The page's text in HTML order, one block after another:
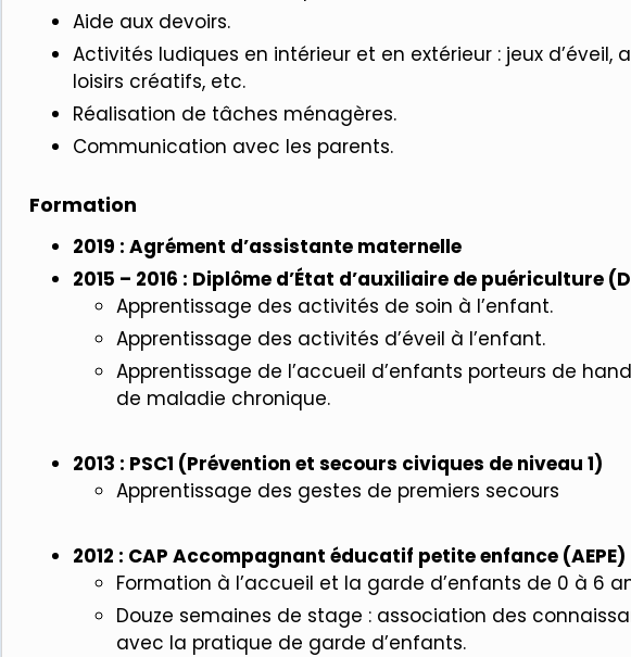
Aide aux devoirs.
Activités ludiques en intérieur et en extérieur : jeux d’éveil,
loisirs créatifs, etc.
Réalisation de tâches ménagères.
Communication avec les parents.
Formation
2019 : Agrément d’assistante maternelle
2015 – 2016 : Diplôme d’État d’auxiliaire de puériculture
Apprentissage des activités de soin à l’enfant.
Apprentissage des activités d’éveil à l’enfant.
Apprentissage de l’accueil d’enfants porteurs de
de maladie chronique.
2013 : PSC1 (Prévention et secours civiques de niveau 1)
Apprentissage des gestes de premiers secours
2012 : CAP Accompagnant éducatif petite enfance (AEPE)
Formation à l’accueil et la garde d’enfants de 0 à 6
Douze semaines de stage : association des
avec la pratique de garde d’enfants.